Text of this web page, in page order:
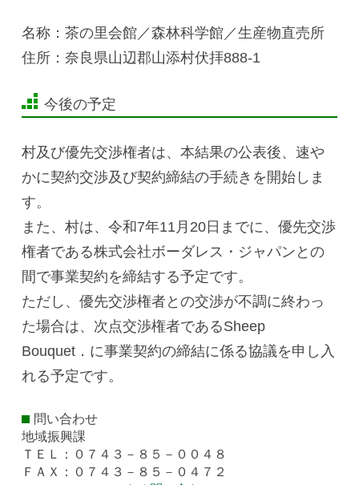
名称：茶の里会館／森林科学館／生産物直売所
住所：奈良県山辺郡山添村伏拝888-1
今後の予定
村及び優先交渉権者は、本結果の公表後、速や
かに契約交渉及び契約締結の手続きを開始しま
す。
また、村は、令和7年11月20日までに、優先交渉
権者である株式会社ボーダレス・ジャパンとの
間で事業契約を締結する予定です。
ただし、優先交渉権者との交渉が不調に終わっ
た場合は、次点交渉権者であるSheep
Bouquet．に事業契約の締結に係る協議を申し入
れる予定です。
問い合わせ
地域振興課
ＴＥＬ：０７４３－８５－００４８
ＦＡＸ：０７４３－８５－０４７２